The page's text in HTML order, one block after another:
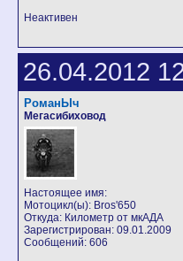
Неактивен
26.04.2012
РоманЫч
Мегасибиховод
Настоящее имя:
Мотоцикл(ы): Bros'650
Откуда: Километр от мкАДА
Зарегистрирован: 09.01.2009
Сообщений: 606